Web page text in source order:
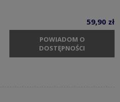
59,90 zł
POWIADOM O
DOSTĘPNOŚCI